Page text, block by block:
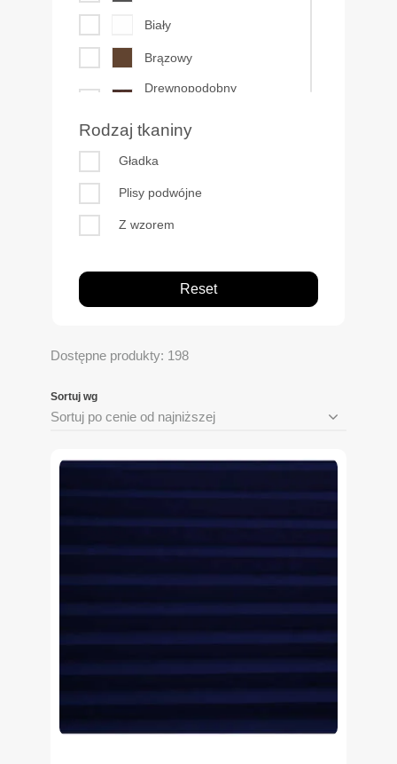
Biały
Brązowy
Drewnopodobny
Drewnopodobny
Orzech +20%
Drewnopodobny Sosna
Rodzaj tkaniny
Gładka
Plisy podwójne
Z wzorem
Reset
Dostępne produkty: 198
Sortuj wg